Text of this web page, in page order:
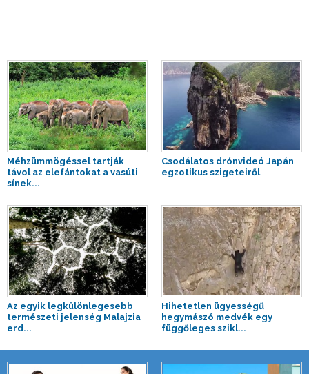
Méhzümmögéssel tartják
távol az elefántokat a vasúti
sínek...
Csodálatos drónvideó Japán
egzotikus szigeteiről
Az egyik legkülönlegesebb
természeti jelenség Malajzia
erd...
Hihetetlen ügyességű
hegymászó medvék egy
függőleges szikl...